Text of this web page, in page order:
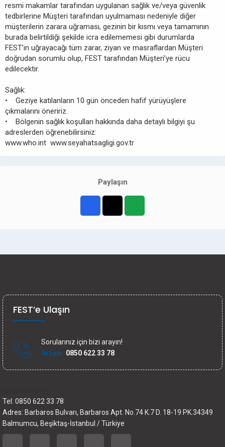
resmi makamlar tarafından uygulanan sağlık ve/veya güvenlik
tedbirlerine Müşteri tarafından uyulmaması nedeniyle diğer
müşterilerin zarara uğraması, gezinin bir kısmı veya tamamının
burada belirtildiği şekilde icra edilememesi gibi durumlarda
FEST’in uğrayacağı tüm zarar, ziyan ve masraflardan Müşteri
doğrudan sorumlu olup, FEST tarafından Müşteri’ye rücu
edilecektir.
Sağlık:
• Geziye katılanların 10 gün önceden hafif yürüyüşlere
çıkmalarını öneririz.
• Bölgenin sağlık koşulları hakkında daha detaylı bilgiyi şu
adreslerden öğrenebilirsiniz:
www.who.int www.seyahatsagligi.gov.tr
Paylaşın
FEST’e Ulaşın
Sorularınız için bizi arayın!
Arayın: 0850 622 33 78
Tel: 0850 622 33 78
Adres: Barbaros Bulvarı, Barbaros Apt. No.74 K.7 D. 18-19 PK.34349
Balmumcu, Beşiktaş-İstanbul / Türkiye